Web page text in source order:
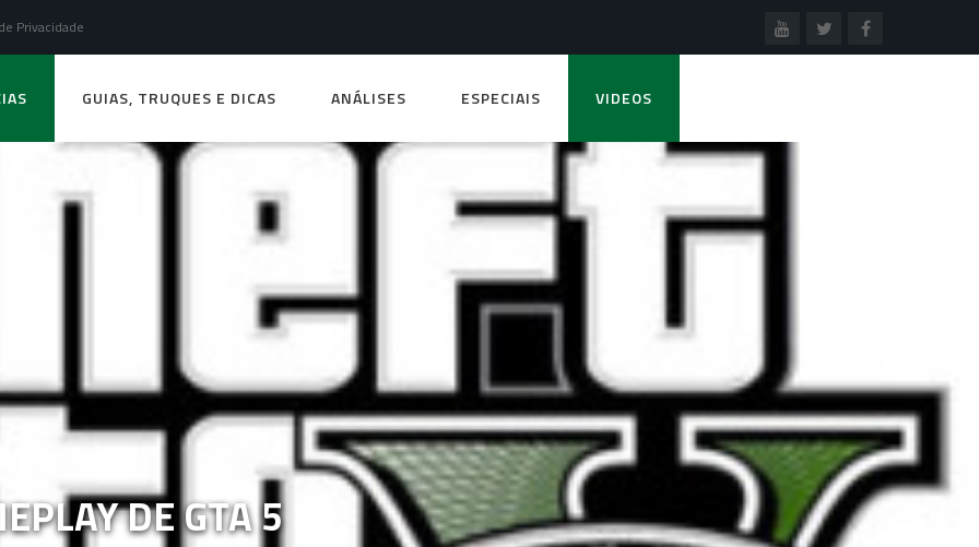
Privacidade
GUIAS, TRUQUES E DICAS ANÁLISES ESPECIAIS VIDEOS
DE GTA 5